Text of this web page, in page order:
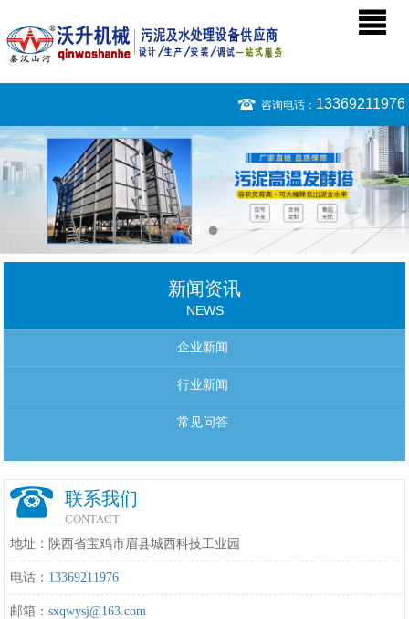
咨询电话： 13369211976
新闻资讯
NEWS
企业新闻
行业新闻
常见问答
联系我们
CONTACT
地址：陕西省宝鸡市眉县城西科技工业园
电话： 13369211976
邮箱：sxqwysj@163.com